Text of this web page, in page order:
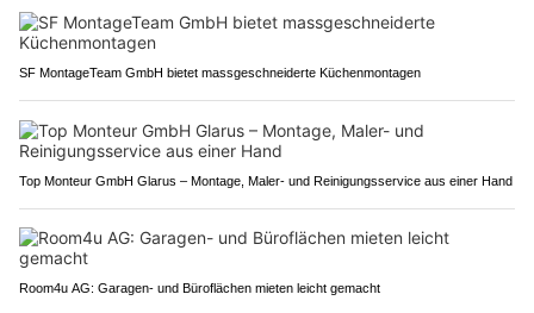
SF MontageTeam GmbH bietet massgeschneiderte Küchenmontagen
Top Monteur GmbH Glarus – Montage, Maler- und Reinigungsservice aus einer Hand
Room4u AG: Garagen- und Büroflächen mieten leicht gemacht